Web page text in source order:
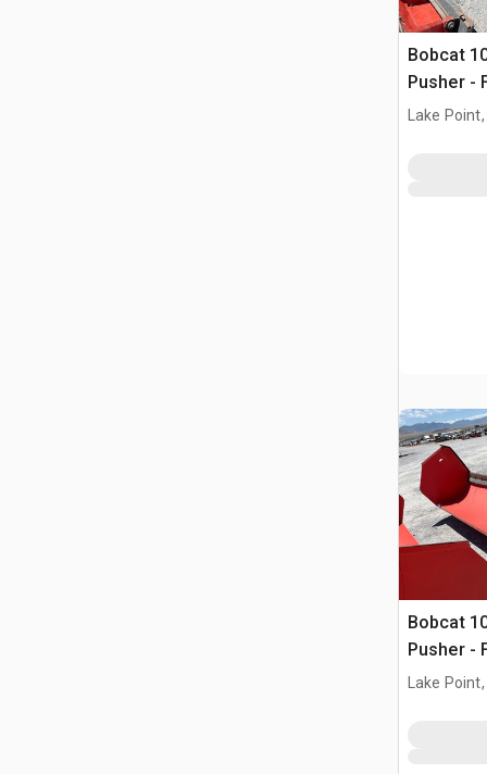
Bobcat
Pusher -
Loader
Lake Point,
Bobcat
Pusher -
Loader
Lake Point,